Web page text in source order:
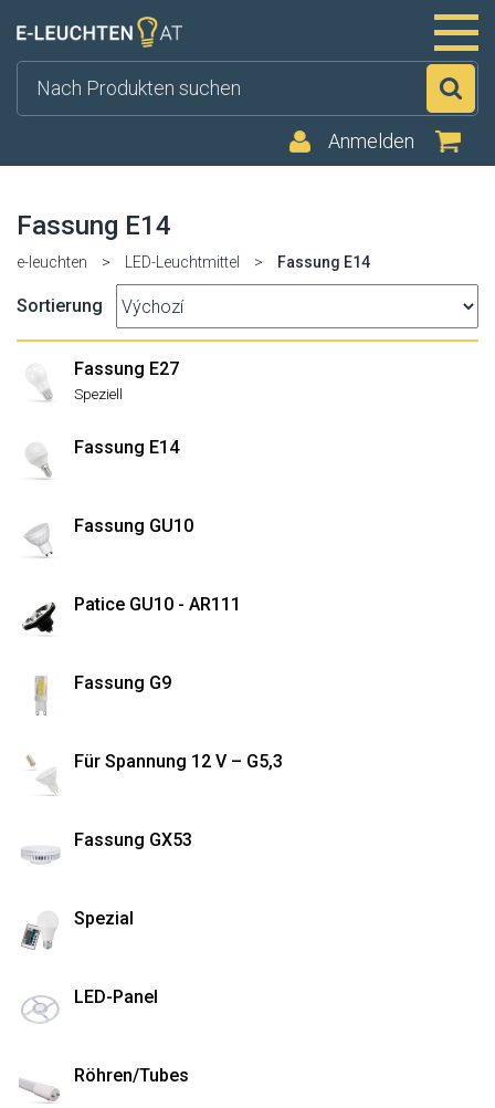
Anmelden
Fassung E14
e-leuchten > LED-Leuchtmittel > Fassung E14
Sortierung
Fassung E27
Speziell
Fassung E14
Fassung GU10
Patice GU10 - AR111
Fassung G9
Für Spannung 12 V – G5,3
Fassung GX53
Spezial
LED-Panel
Röhren/Tubes